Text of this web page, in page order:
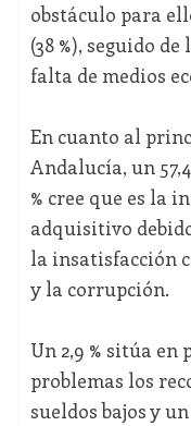
obstáculo para
(38 %), seguido
falta de medios
En cuanto al
Andalucía, un
% cree que es la
adquisitivo
la insatisfacción
y la corrupción.
Un 2,9 % sitúa
problemas los
sueldos bajos y